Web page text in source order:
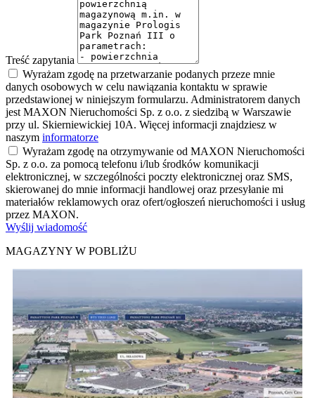
Treść zapytania
Wyrażam zgodę na przetwarzanie podanych przeze mnie
danych osobowych w celu nawiązania kontaktu w sprawie
przedstawionej w niniejszym formularzu. Administratorem danych
jest MAXON Nieruchomości Sp. z o.o. z siedzibą w Warszawie
przy ul. Skierniewickiej 10A. Więcej informacji znajdziesz w
naszym informatorze
Wyrażam zgodę na otrzymywanie od MAXON Nieruchomości
Sp. z o.o. za pomocą telefonu i/lub środków komunikacji
elektronicznej, w szczególności poczty elektronicznej oraz SMS,
skierowanej do mnie informacji handlowej oraz przesyłanie mi
materiałów reklamowych oraz ofert/ogłoszeń nieruchomości i usług
przez MAXON.
Wyślij wiadomość
MAGAZYNY W POBLIŻU